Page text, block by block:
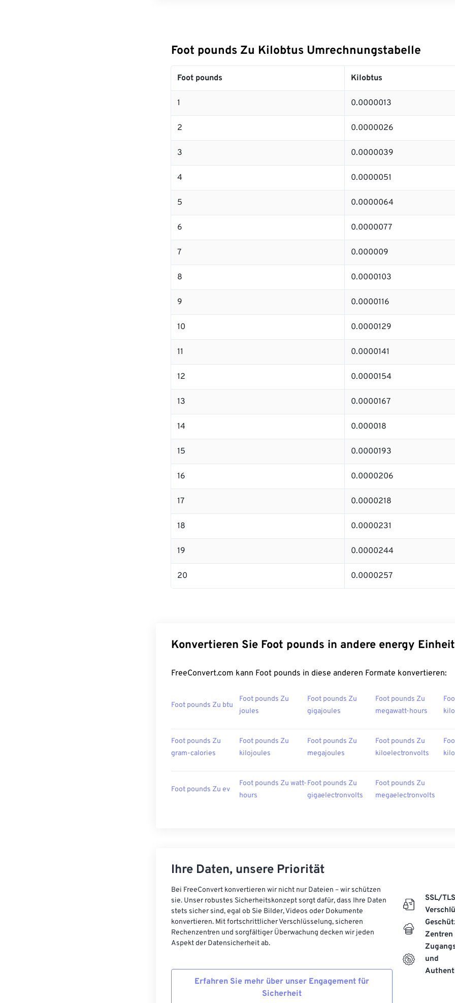
Foot pounds Zu Kilobtus Umrechnungstabelle
Foot pounds Kilobtus
1 0.0000013
2 0.0000026
3 0.0000039
4 0.0000051
5 0.0000064
6 0.0000077
7 0.000009
8 0.0000103
9 0.0000116
10 0.0000129
11 0.0000141
12 0.0000154
13 0.0000167
14 0.000018
15 0.0000193
16 0.0000206
17 0.0000218
18 0.0000231
19 0.0000244
20 0.0000257
Konvertieren Sie Foot pounds in andere energy
FreeConvert.com kann Foot pounds in diese anderen Formate konvertieren:
Foot pounds Zu btu
Foot pounds Zu
joules
Foot pounds Zu
gigajoules
Foot pounds Zu
megawatt-hours
Foot pounds Zu
gram-calories
Foot pounds Zu
kilojoules
Foot pounds Zu
megajoules
Foot pounds Zu
kiloelectronvolts
Foot pounds Zu ev
Foot pounds Zu watt-
hours
Foot pounds Zu
gigaelectronvolts
Foot pounds Zu
megaelectronvolts
Ihre Daten, unsere Priorität
Bei FreeConvert konvertieren wir nicht nur Dateien – wir schützen
sie. Unser robustes Sicherheitskonzept sorgt dafür, dass Ihre Daten
stets sicher sind, egal ob Sie Bilder, Videos oder Dokumente
konvertieren. Mit fortschrittlicher Verschlüsselung, sicheren
Rechenzentren und sorgfältiger Überwachung decken wir jeden
Aspekt der Datensicherheit ab.
Erfahren Sie mehr über unser Engagement für
Sicherheit
SSL/TLS
Zentren
und